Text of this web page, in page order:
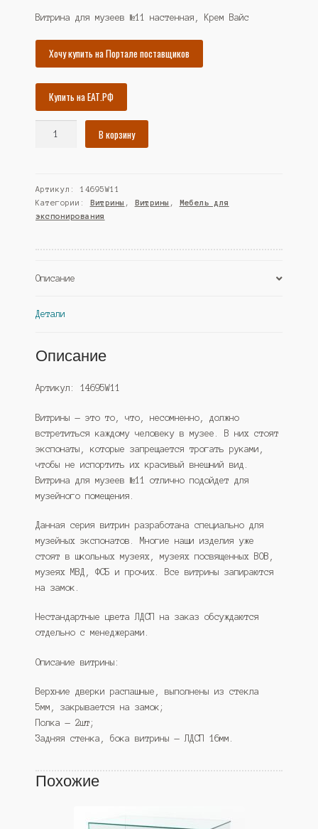
составляла
11959₽.
11039₽.
Витрина для музеев №11 настенная, Крем Вайс
Хочу купить на Портале поставщиков
Купить на ЕАТ.РФ
музеев
№11
настенная,
Вайс
В корзину
Артикул:14695W11
Категории:
Витрины , Витрины ,
Мебель для
экспонирования
Описание
Детали
Описание
Артикул: 14695W11
Витрины — это то, что, несомненно, должно
встретиться каждому человеку в музее. В них стоят
экспонаты, которые запрещается трогать руками,
чтобы не испортить их красивый внешний вид.
Витрина для музеев №11 отлично подойдет для
музейного помещения.
Данная серия витрин разработана специально для
музейных экспонатов. Многие наши изделия уже
стоят в школьных музеях, музеях посвященных ВОВ,
музеях МВД, ФСБ и прочих. Все витрины запираются
на замок.
Нестандартные цвета ЛДСП на заказ обсуждаются
отдельно с менеджерами.
Описание витрины:
Верхние дверки распашные, выполнены из стекла
5мм, закрывается на замок;
Полка — 2шт;
Задняя стенка, бока витрины — ЛДСП 16мм.
Похожие